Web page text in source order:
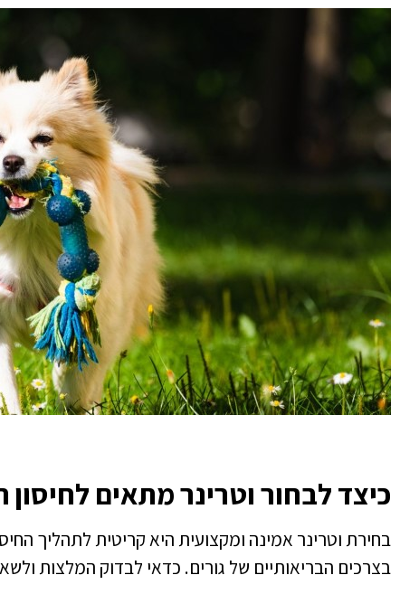
כיצד לבחור וטרינר מתאים לחיסון
בחירת וטרינר אמינה ומקצועית היא קריטית לתהליך
בצרכים הבריאותיים של גורים. כדאי לבדוק המלצות